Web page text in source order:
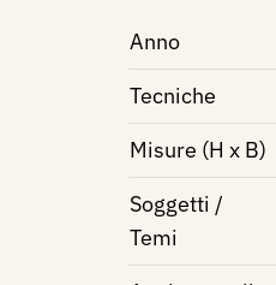
Anno
Tecniche
Misure (H x B)
Soggetti /
Temi